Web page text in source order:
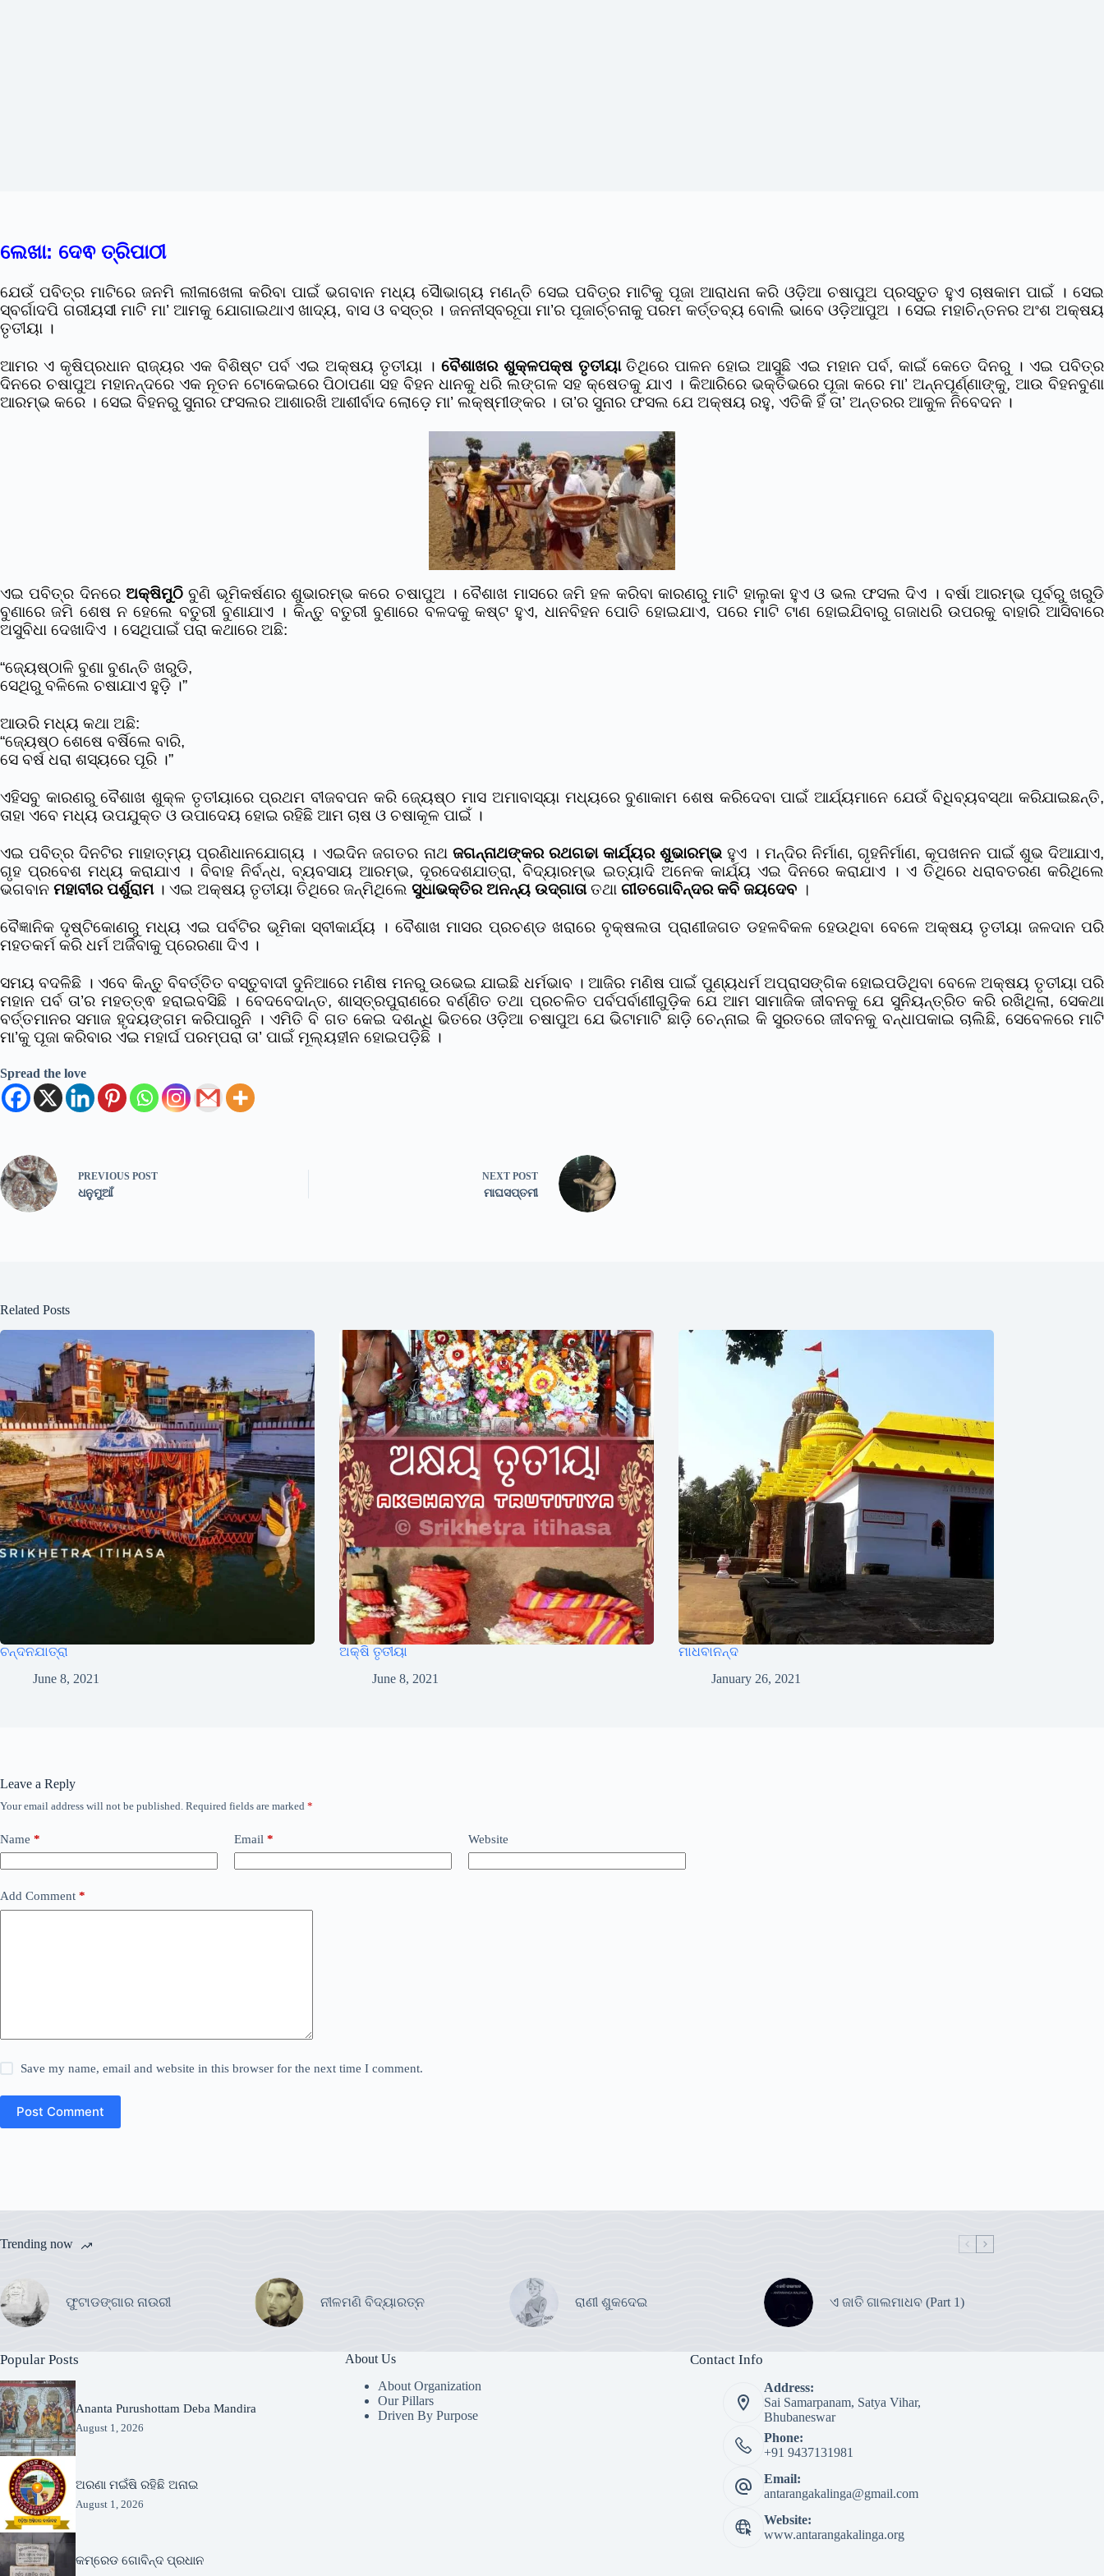
ଲେଖା: ଦେଵ ତ୍ରିପାଠୀ
ଯେଉଁ ପବିତ୍ର ମାଟିରେ ଜନମି ଲୀଳାଖେଳା କରିବା ପାଇଁ ଭଗବାନ ମଧ୍ୟ ସୈାଭାଗ୍ୟ ମଣନ୍ତି ସେଇ ପବିତ୍ର ମାଟିକୁ ପୂଜା ଆରାଧନା କରି ଓଡ଼ିଆ ଚଷାପୁଅ ପ୍ରସ୍ତୁତ ହୁଏ ଚାଷକାମ ପାଇଁ । ସେଇ
ସ୍ବର୍ଗାଦପି ଗରୀୟସୀ ମାଟି ମା’ ଆମକୁ ଯୋଗାଇଥାଏ ଖାଦ୍ୟ, ବାସ ଓ ବସ୍ତ୍ର । ଜନନୀସ୍ବରୂପା ମା’ର ପୂଜାର୍ଚ୍ଚନାକୁ ପରମ କର୍ତ୍ତବ୍ୟ ବୋଲି ଭାବେ ଓଡ଼ିଆପୁଅ । ସେଇ ମହାଚିନ୍ତନର ଅଂଶ ଅକ୍ଷୟ
ତୃତୀୟା ।
ଆମର ଏ କୃଷିପ୍ରଧାନ ରାଜ୍ୟର ଏକ ବିଶିଷ୍ଟ ପର୍ବ ଏଇ ଅକ୍ଷୟ ତୃତୀୟା । ବୈଶାଖର ଶୁକ୍ଳପକ୍ଷ ତୃତୀୟାତିଥିରେ ପାଳନ ହୋଇ ଆସୁଛି ଏଇ ମହାନ ପର୍ବ, କାଇଁ କେତେ ଦିନରୁ । ଏଇ ପବିତ୍ର
ଦିନରେ ଚଷାପୁଅ ମହାନନ୍ଦରେ ଏକ ନୂତନ ଟୋକେଇରେ ପିଠାପଣା ସହ ବିହନ ଧାନକୁ ଧରି ଲଙ୍ଗଳ ସହ କ୍ଷେତକୁ ଯାଏ । କିଆରିରେ ଭକ୍ତିଭରେ ପୂଜା କରେ ମା’ ଅନ୍ନପୂର୍ଣ୍ଣାଙ୍କୁ, ଆଉ ବିହନବୁଣା
ଆରମ୍ଭ କରେ । ସେଇ ବିହନରୁ ସୁନାର ଫସଲର ଆଶାରଖି ଆଶୀର୍ବାଦ ଲୋଡ଼େ ମା’ ଲକ୍ଷ୍ମୀଙ୍କର । ତା’ର ସୁନାର ଫସଲ ଯେ ଅକ୍ଷୟ ରହୁ, ଏତିକି ହିଁ ତା’ ଅନ୍ତରର ଆକୁଳ ନିବେଦନ ।
ଏଇ ପବିତ୍ର ଦିନରେ ଅକ୍ଷିମୁଠି ବୁଣି ଭୂମିକର୍ଷଣର ଶୁଭାରମ୍ଭ କରେ ଚଷାପୁଅ । ବୈଶାଖ ମାସରେ ଜମି ହଳ କରିବା କାରଣରୁ ମାଟି ହାଲୁକା ହୁଏ ଓ ଭଲ ଫସଲ ଦିଏ । ବର୍ଷା ଆରମ୍ଭ ପୂର୍ବରୁ ଖରୁଡି
ବୁଣାରେ ଜମି ଶେଷ ନ ହେଲେ ବତୁରୀ ବୁଣାଯାଏ । କିନ୍ତୁ ବତୁରୀ ବୁଣାରେ ବଳଦକୁ କଷ୍ଟ ହୁଏ, ଧାନବିହନ ପୋତି ହୋଇଯାଏ, ପରେ ମାଟି ଟାଣ ହୋଇଯିବାରୁ ଗଜାଧରି ଉପରକୁ ବାହାରି ଆସିବାରେ
ଅସୁବିଧା ଦେଖାଦିଏ । ସେଥିପାଇଁ ପରା କଥାରେ ଅଛି:
“ଜ୍ୟେଷ୍ଠାଳି ବୁଣା ବୁଣନ୍ତି ଖରୁଡି,
ସେଥିରୁ ବଳିଲେ ଚଷାଯାଏ ହୁଡ଼ି ।”
ଆଉରି ମଧ୍ୟ କଥା ଅଛି:
“ଜ୍ୟେଷ୍ଠ ଶେଷେ ବର୍ଷିଲେ ବାରି,
ସେ ବର୍ଷ ଧରା ଶସ୍ୟରେ ପୂରି ।”
ଏହିସବୁ କାରଣରୁ ବୈଶାଖ ଶୁକ୍ଳ ତୃତୀୟାରେ ପ୍ରଥମ ବୀଜବପନ କରି ଜ୍ୟେଷ୍ଠ ମାସ ଅମାବାସ୍ୟା ମଧ୍ୟରେ ବୁଣାକାମ ଶେଷ କରିଦେବା ପାଇଁ ଆର୍ଯ୍ୟମାନେ ଯେଉଁ ବିଧିବ୍ୟବସ୍ଥା କରିଯାଇଛନ୍ତି,
ତାହା ଏବେ ମଧ୍ୟ ଉପଯୁକ୍ତ ଓ ଉପାଦେୟ ହୋଇ ରହିଛି ଆମ ଚାଷ ଓ ଚଷାକୂଳ ପାଇଁ ।
ଏଇ ପବିତ୍ର ଦିନଟିର ମାହାତ୍ମ୍ୟ ପ୍ରଣିଧାନଯୋଗ୍ୟ । ଏଇଦିନ ଜଗତର ନାଥ ଜଗନ୍ନାଥଙ୍କର ରଥଗଢା କାର୍ଯ୍ୟର ଶୁଭାରମ୍ଭ ହୁଏ । ମନ୍ଦିର ନିର୍ମାଣ, ଗୃହନିର୍ମାଣ, କୂପଖନନ ପାଇଁ ଶୁଭ ଦିଆଯାଏ,
ଗୃହ ପ୍ରବେଶ ମଧ୍ୟ କରାଯାଏ । ବିବାହ ନିର୍ବନ୍ଧ, ବ୍ୟବସାୟ ଆରମ୍ଭ, ଦୂରଦେଶଯାତ୍ରା, ବିଦ୍ୟାରମ୍ଭ ଇତ୍ୟାଦି ଅନେକ କାର୍ଯ୍ୟ ଏଇ ଦିନରେ କରାଯାଏ । ଏ ତିଥିରେ ଧରାବତରଣ କରିଥିଲେ
ଭଗବାନ ମହାବୀର ପର୍ଶୁରାମ। ଏଇ ଅକ୍ଷୟ ତୃତୀୟା ତିଥିରେ ଜନ୍ମିଥିଲେ ସୁଧାଭକ୍ତିର ଅନନ୍ୟ ଉଦ୍ଗାତାତଥା ଗୀତଗୋବିନ୍ଦର କବି ଜୟଦେବ ।
ବୈଜ୍ଞାନିକ ଦୃଷ୍ଟିକୋଣରୁ ମଧ୍ୟ ଏଇ ପର୍ବଟିର ଭୂମିକା ସ୍ବୀକାର୍ଯ୍ୟ । ବୈଶାଖ ମାସର ପ୍ରଚଣ୍ଡ ଖରାରେ ବୃକ୍ଷଲତା ପ୍ରାଣୀଜଗତ ଡହଳବିକଳ ହେଉଥିବା ବେଳେ ଅକ୍ଷୟ ତୃତୀୟା ଜଳଦାନ ପରି
ମହତକର୍ମ କରି ଧର୍ମ ଅର୍ଜିବାକୁ ପ୍ରେରଣା ଦିଏ ।
ସମୟ ବଦଳିଛି । ଏବେ କିନ୍ତୁ ବିବର୍ତ୍ତିତ ବସ୍ତୁବାଦୀ ଦୁନିଆରେ ମଣିଷ ମନରୁ ଉଭେଇ ଯାଇଛି ଧର୍ମଭାବ । ଆଜିର ମଣିଷ ପାଇଁ ପୁଣ୍ୟଧର୍ମ ଅପ୍ରାସଙ୍ଗିକ ହୋଇପଡିଥିବା ବେଳେ ଅକ୍ଷୟ ତୃତୀୟା ପରି
ମହାନ ପର୍ବ ତା’ର ମହତ୍ତ୍ଵ ହରାଇବସିଛି । ବେଦବେଦାନ୍ତ, ଶାସ୍ତ୍ରପୁରାଣରେ ବର୍ଣ୍ଣିତ ତଥା ପ୍ରଚଳିତ ପର୍ବପର୍ବାଣୀଗୁଡ଼ିକ ଯେ ଆମ ସାମାଜିକ ଜୀବନକୁ ଯେ ସୁନିୟନ୍ତ୍ରିତ କରି ରଖିଥିଲା, ସେକଥା
ବର୍ତ୍ତମାନର ସମାଜ ହୃଦୟଙ୍ଗମ କରିପାରୁନି । ଏମିତି ବି ଗତ କେଇ ଦଶନ୍ଧି ଭିତରେ ଓଡ଼ିଆ ଚଷାପୁଅ ଯେ ଭିଟାମାଟି ଛାଡ଼ି ଚେନ୍ନାଇ କି ସୁରତରେ ଜୀବନକୁ ବନ୍ଧାପକାଇ ଚାଲିଛି, ସେବେଳରେ ମାଟି
ମା’କୁ ପୂଜା କରିବାର ଏଇ ମହାର୍ଘ ପରମ୍ପରା ତା’ ପାଇଁ ମୂଲ୍ୟହୀନ ହୋଇପଡ଼ିଛି ।
Spread the love
PREVIOUS POST
ଧନୁମୁଆଁ
NEXT POST
ମାଘସପ୍ତମୀ
Related Posts
ଚନ୍ଦନଯାତ୍ରା
June 8, 2021
ଅକ୍ଷି ତୃତୀୟା
June 8, 2021
ମାଧବାନନ୍ଦ
January 26, 2021
Leave a Reply
Your email address will not be published. Required fields are marked *
Name * Email * Website
Add Comment *
Save my name, email and website in this browser for the next time I comment.
Post Comment
Trending now
ଫୁଟାଡଙ୍ଗାର ନାଉରୀ ନୀଳମଣି ବିଦ୍ୟାରତ୍ନ ରାଣୀ ଶୁକଦେଇ ଏ ଜାତି ଗାଲମାଧବ (Part 1)
Popular Posts
Ananta Purushottam Deba Mandira
August 1, 2026
ଅରଣା ମଇଁଷି ରହିଛି ଅନାଇ
August 1, 2026
କମ୍ରେଡ ଗୋବିନ୍ଦ ପ୍ରଧାନ
About Us
About Organization
Our Pillars
Driven By Purpose​
Contact Info
Address:
Sai Samarpanam, Satya Vihar,
Bhubaneswar
Phone:
+91 9437131981
Email:
antarangakalinga@gmail.com
Website:
www.antarangakalinga.org